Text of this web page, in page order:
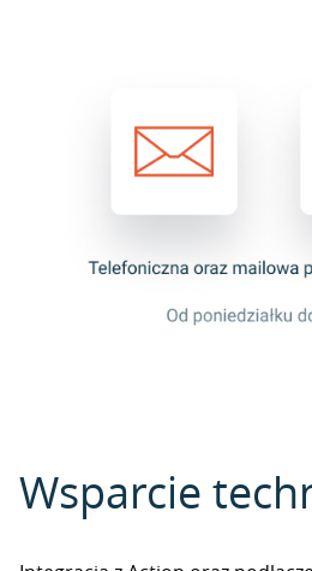
Wsparcie